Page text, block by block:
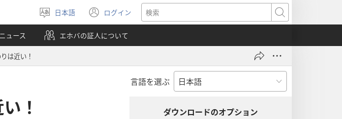
言
語
を
選
日本語 ログイン
（新
し
い
タ
で
検
索
ニュース エホバの証人について
は近い！
言語を選ぶ
！ ダウンロードのオプション